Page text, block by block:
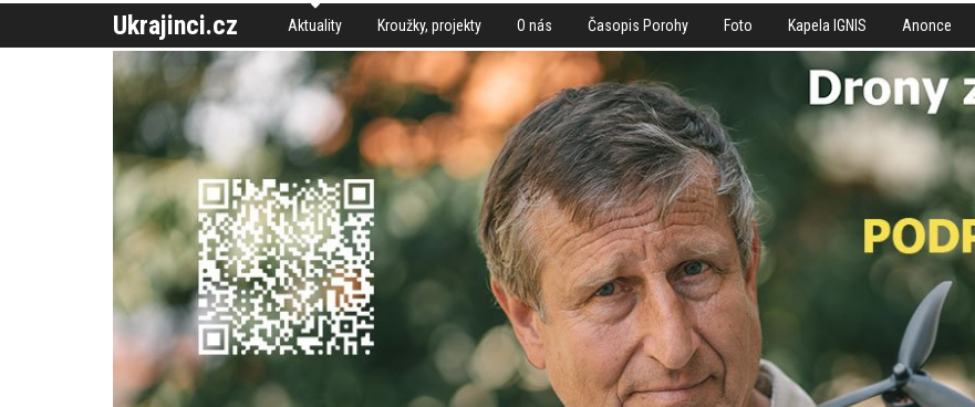
Ukrajinci.cz Aktuality Kroužky, projekty O nás Časopis Porohy Foto Kapela IGNIS Anonce